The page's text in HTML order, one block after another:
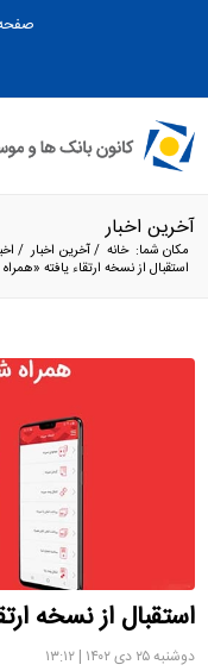
آخرین اخبار
مکان شما: خانه /آخرین اخبار /
استقبال از نسخه ارتقاء یافته
استقبال از نسخه
دوشنبه ۲۵ دی ۱۴۰۲ | ۱۳:۱۲